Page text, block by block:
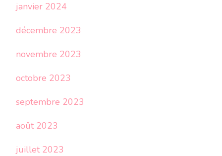
janvier 2024
décembre 2023
novembre 2023
octobre 2023
septembre 2023
août 2023
juillet 2023